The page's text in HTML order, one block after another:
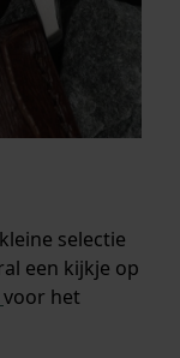
selectie
een kijkje op
voor het